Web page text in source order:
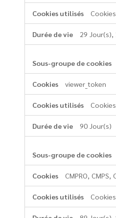
29 Jour(s),
viewer_token
90 Jour(s)
CMPRO, CMPS,